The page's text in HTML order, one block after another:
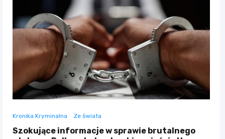
Kronika Kryminalna Ze świata
Szokujące informacje w sprawie brutalnego